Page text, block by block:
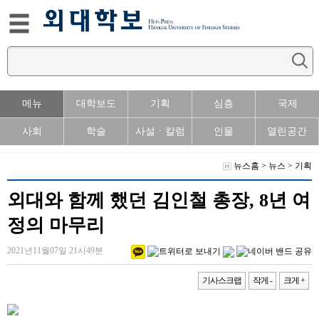
메뉴 대학보도 기획 심층 국제
사회 학술 사설ㆍ칼럼 인물 열린공간
뉴스홈 > 뉴스 > 기획
외대와 함께 했던 김인철 총장, 8년 여
정의 마무리
2021년11월07일 21시49분
기사스크랩 작게 - 크게 +